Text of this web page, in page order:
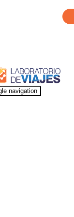
navigation